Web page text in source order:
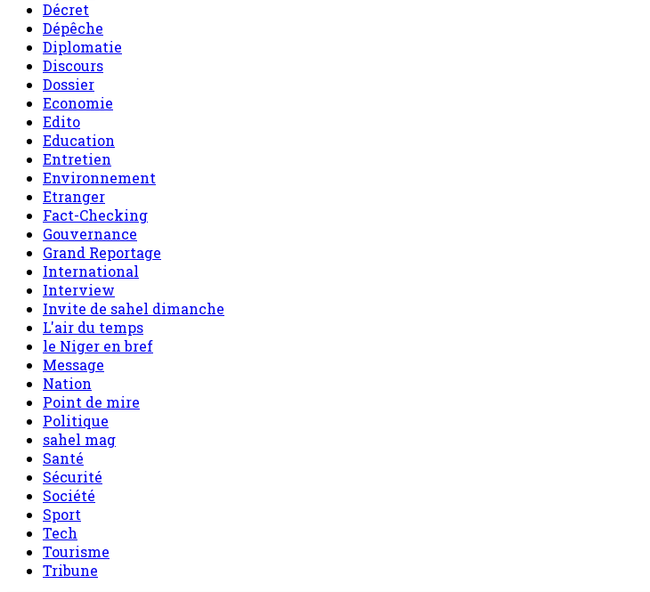
Décret
Dépêche
Diplomatie
Discours
Dossier
Economie
Edito
Education
Entretien
Environnement
Etranger
Fact-Checking
Gouvernance
Grand Reportage
International
Interview
Invite de sahel dimanche
L'air du temps
le Niger en bref
Message
Nation
Point de mire
Politique
sahel mag
Santé
Sécurité
Société
Sport
Tech
Tourisme
Tribune